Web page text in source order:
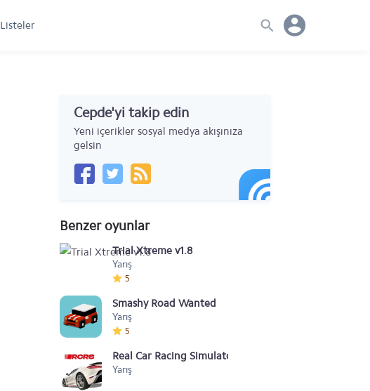
Listeler
Cepde'yi takip edin
Yeni içerikler sosyal medya akışınıza
gelsin
Benzer oyunlar
Trial Xtreme v1.8
Yarış
5
Smashy Road Wanted
Yarış
5
Real Car Racing Simulator
Yarış